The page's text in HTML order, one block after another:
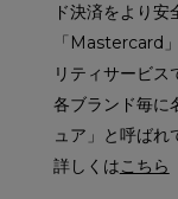
ド決済をより安
「Mastercard
リティサービス
各ブランド毎に
ュア」と呼ばれ
詳しくはこちら